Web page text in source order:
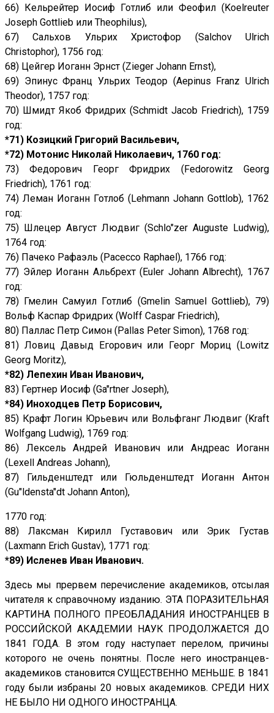
66) Кельрейтер Иосиф Готлиб или Феофил (Koelreuter
Joseph Gottlieb или Theophilus),
67) Сальхов Ульрих Христофор (Salchov Ulrich
Christophor), 1756 год:
68) Цейгер Иоганн Эрнст (Zieger Johann Ernst),
69) Эпинус Франц Ульрих Теодор (Aepinus Franz Ulrich
Theodor), 1757 год:
70) Шмидт Якоб Фридрих (Schmidt Jacob Friedrich), 1759
год:
*71) Козицкий Григорий Васильевич,
*72) Мотонис Николай Николаевич, 1760 год:
73) Федорович Георг Фридрих (Fedorowitz Georg
Friedrich), 1761 год:
74) Леман Иоганн Готлоб (Lehmann Johann Gottlob), 1762
год:
75) Шлецер Август Людвиг (Schlo"zer Auguste Ludwig),
1764 год:
76) Пачеко Рафаэль (Pacecco Raphael), 1766 год:
77) Эйлер Иоганн Альбрехт (Euler Johann Albrecht), 1767
год:
78) Гмелин Самуил Готлиб (Gmelin Samuel Gottlieb), 79)
Вольф Каспар Фридрих (Wolff Caspar Friedrich),
80) Паллас Петр Симон (Pallas Peter Simon), 1768 год:
81) Ловиц Давыд Егорович или Георг Мориц (Lowitz
Georg Moritz),
*82) Лепехин Иван Иванович,
83) Гертнер Иосиф (Ga"rtner Joseph),
*84) Иноходцев Петр Борисович,
85) Крафт Логин Юрьевич или Вольфганг Людвиг (Kraft
Wolfgang Ludwig), 1769 год:
86) Лексель Андрей Иванович или Андреас Иоганн
(Lexell Andreas Johann),
87) Гильденштедт или Гюльденштедт Иоганн Антон
(Gu"ldensta"dt Johann Anton),
1770 год:
88) Лаксман Кирилл Густавович или Эрик Густав
(Laxmann Erich Gustav), 1771 год:
*89) Исленев Иван Иванович.
Здесь мы прервем перечисление академиков, отсылая
читателя к справочному изданию. ЭТА ПОРАЗИТЕЛЬНАЯ
КАРТИНА ПОЛНОГО ПРЕОБЛАДАНИЯ ИНОСТРАНЦЕВ В
РОССИЙСКОЙ АКАДЕМИИ НАУК ПРОДОЛЖАЕТСЯ ДО
1841 ГОДА. В этом году наступает перелом, причины
которого не очень понятны. После него иностранцев-
академиков становится СУЩЕСТВЕННО МЕНЬШЕ. В 1841
году были избраны 20 новых академиков. СРЕДИ НИХ
НЕ БЫЛО НИ ОДНОГО ИНОСТРАНЦА.